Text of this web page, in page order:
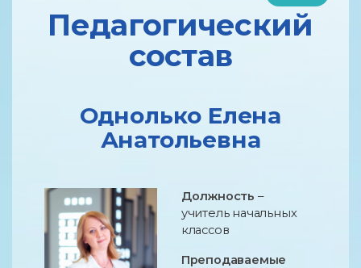
Педагогический
состав
Однолько Елена
Анатольевна
Должность –
учитель начальных
классов
Преподаваемые